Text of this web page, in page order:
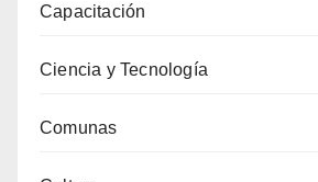
Capacitación
Ciencia y Tecnología
Comunas